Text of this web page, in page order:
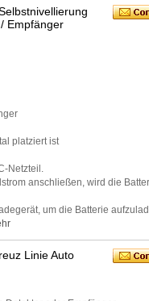
Empfänger
platziert ist
Netzteil.
anschließen, wird die
um die Batterie
Linie Auto